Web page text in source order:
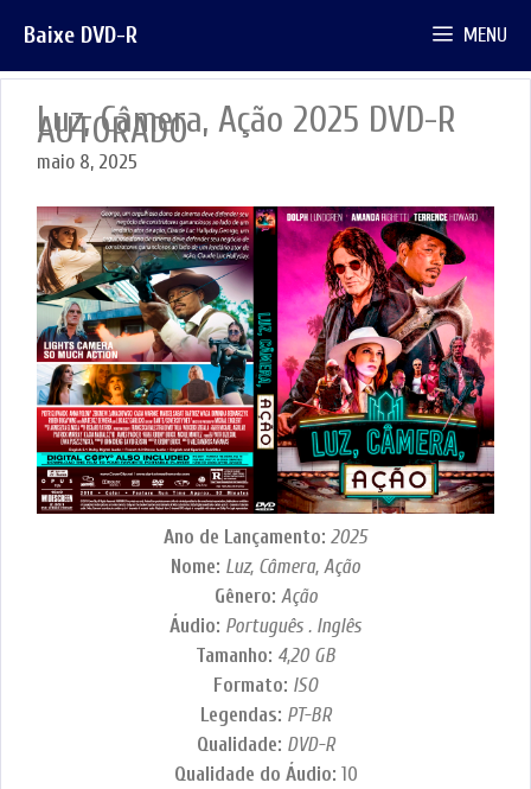
para
o
conteúdo
Baixe DVD-R MENU
Luz, Câmera, Ação 2025 DVD-R
AUTORADO
maio 8, 2025
Ano de Lançamento: 2025
Nome: Luz, Câmera, Ação
Gênero: Ação
Áudio: Português . Inglês
Tamanho: 4,20 GB
Formato: ISO
Legendas: PT-BR
Qualidade: DVD-R
Qualidade do Áudio: 10